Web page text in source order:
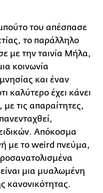
του απέσπασε
το παράλληλο
με την ταινία Μήλα,
κοινωνία
και έναν
καλύτερο έχει κάνει
τις απαραίτητες,
Απόκοσμα
με το weird πνεύμα,
μια μυαλωμένη
κανονικότητας.